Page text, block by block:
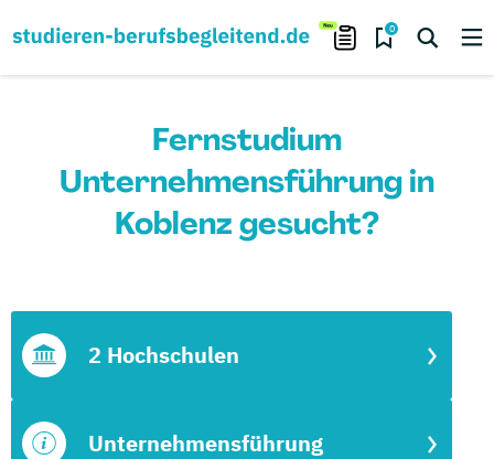
0
Fernstudium
Unternehmensführung in
Koblenz gesucht?
Unternehmensführung
2 Hochschulen